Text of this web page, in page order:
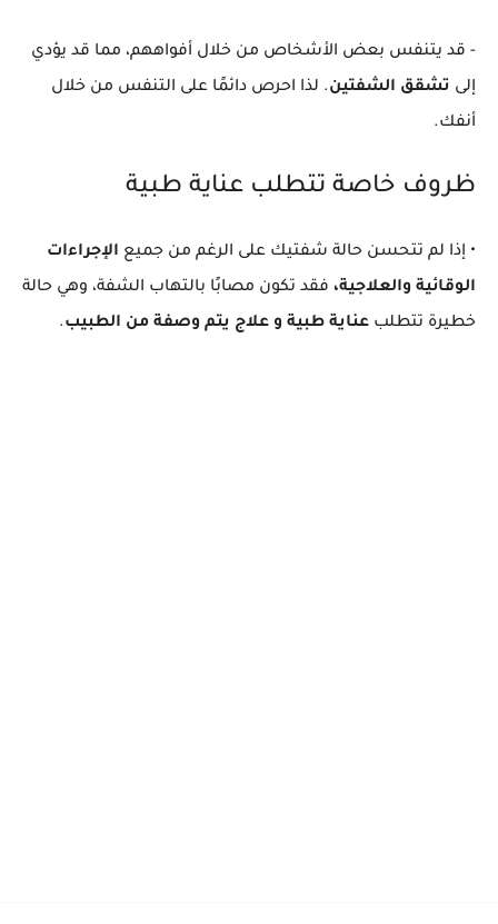
- قد يتنفس بعض الأشخاص من خلال أفواههم، مما قد يؤدي
إلى تشقق الشفتين. لذا احرص دائمًا على التنفس من خلال
أنفك.
ظروف خاصة تتطلب عناية طبية
• إذا لم تتحسن حالة شفتيك على الرغم من جميع الإجراءات
الوقائية والعلاجية، فقد تكون مصابًا بالتهاب الشفة، وهي حالة
خطيرة تتطلب عناية طبية و علاج يتم وصفة من الطبيب.